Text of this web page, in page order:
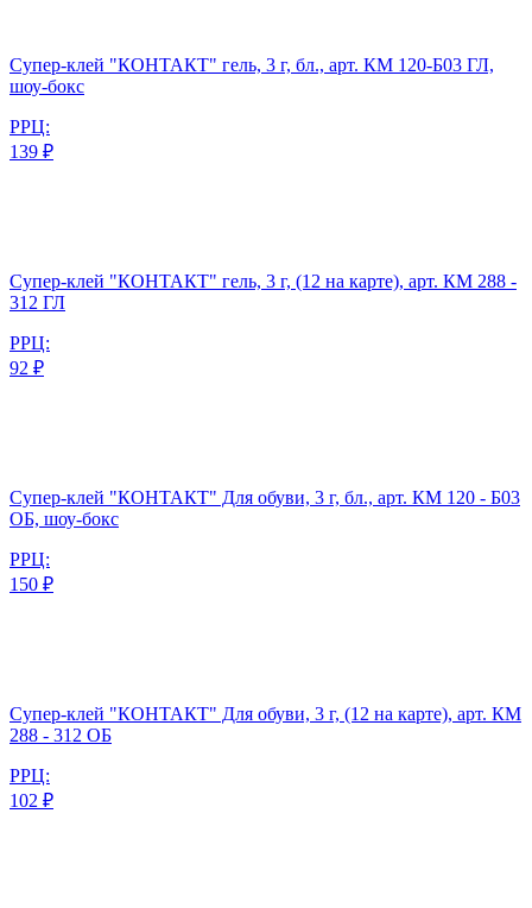
Супер-клей "КОНТАКТ" гель, 3 г, бл., арт. КМ 120-Б03 ГЛ,
шоу-бокс
РРЦ:
139 ₽
Супер-клей "КОНТАКТ" гель, 3 г, (12 на карте), арт. КМ 288 -
312 ГЛ
РРЦ:
92 ₽
Супер-клей "КОНТАКТ" Для обуви, 3 г, бл., арт. КМ 120 - Б03
ОБ, шоу-бокс
РРЦ:
150 ₽
Супер-клей "КОНТАКТ" Для обуви, 3 г, (12 на карте), арт. КМ
288 - 312 ОБ
РРЦ:
102 ₽